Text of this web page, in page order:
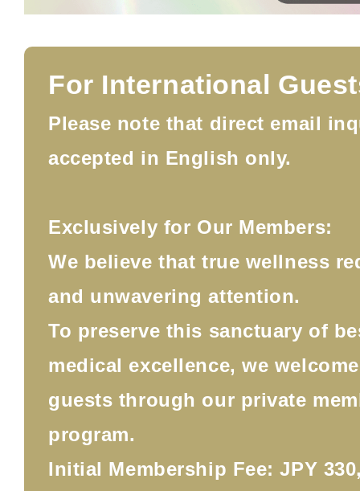
For International
Please note that direct email
accepted in English only.
Exclusively for Our Members:
We believe that true wellness
and unwavering attention.
To preserve this sanctuary of
medical excellence, we
guests through our private
program.
Initial Membership Fee: JPY